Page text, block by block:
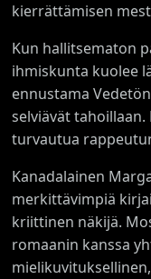
kierrättämisen
Kun hallitsematon
ihmiskunta kuolee
ennustama
selviävät
turvautua
Kanadalainen
merkittävimpiä
kriittinen näkijä.
romaanin kanssa